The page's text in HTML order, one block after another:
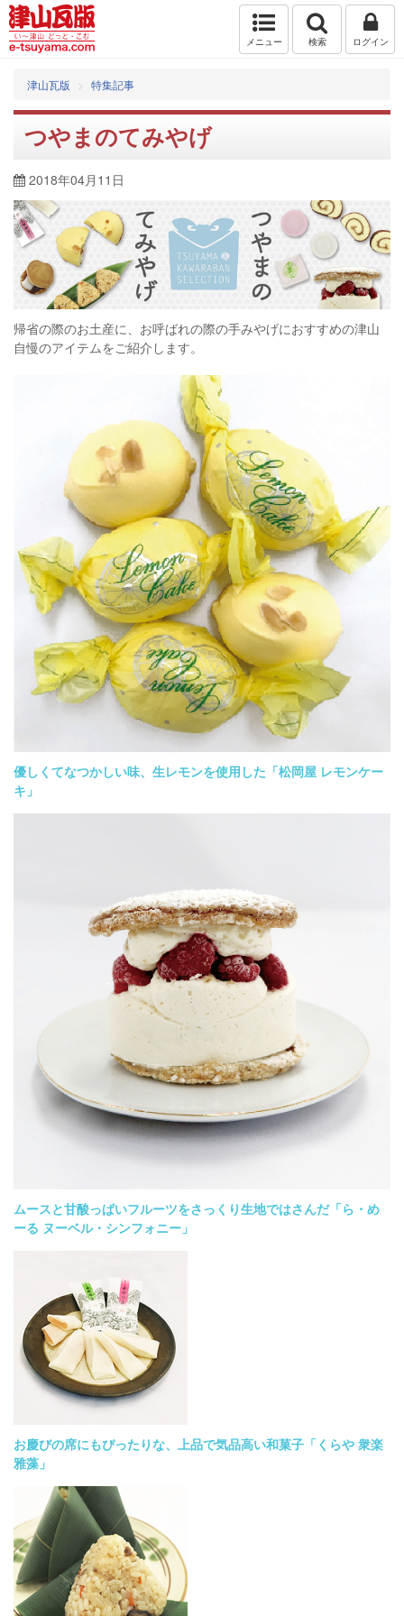
メニュー 検索 ログイン
津山瓦版 特集記事
つやまのてみやげ
2018年04月11日
帰省の際のお土産に、お呼ばれの際の手みやげにおすすめの津山
自慢のアイテムをご紹介します。
優しくてなつかしい味、生レモンを使用した「松岡屋 レモンケー
キ」
ムースと甘酸っぱいフルーツをさっくり生地ではさんだ「ら・め
ーる ヌーベル・シンフォニー」
お慶びの席にもぴったりな、上品で気品高い和菓子「くらや 衆楽
雅藻」